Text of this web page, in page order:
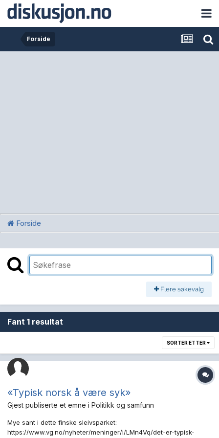
Forside
Forside
Flere søkevalg
Fant 1 resultat
SORTER ETTER
«Typisk norsk å være syk»
Gjest publiserte et emne i Politikk og samfunn
Mye sant i dette finske sleivsparket:
https://www.vg.no/nyheter/meninger/i/LMn4Vq/det-er-typisk-